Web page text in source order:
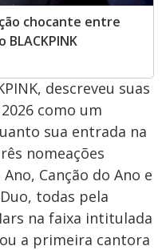
chocante entre
descreveu suas
como um
sua entrada na
nomeações
Canção do Ano e
todas pela
na faixa intitulada
a primeira cantora